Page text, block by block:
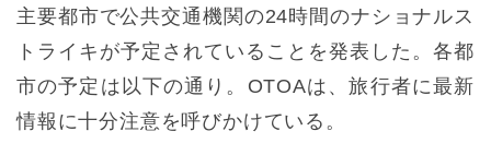
主要都市で公共交通機関の24時間のナショナルス
トライキが予定されていることを発表した。各都
市の予定は以下の通り。OTOAは、旅行者に最新
情報に十分注意を呼びかけている。